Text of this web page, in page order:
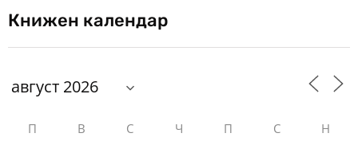
Книжен календар
П В С Ч П С Н